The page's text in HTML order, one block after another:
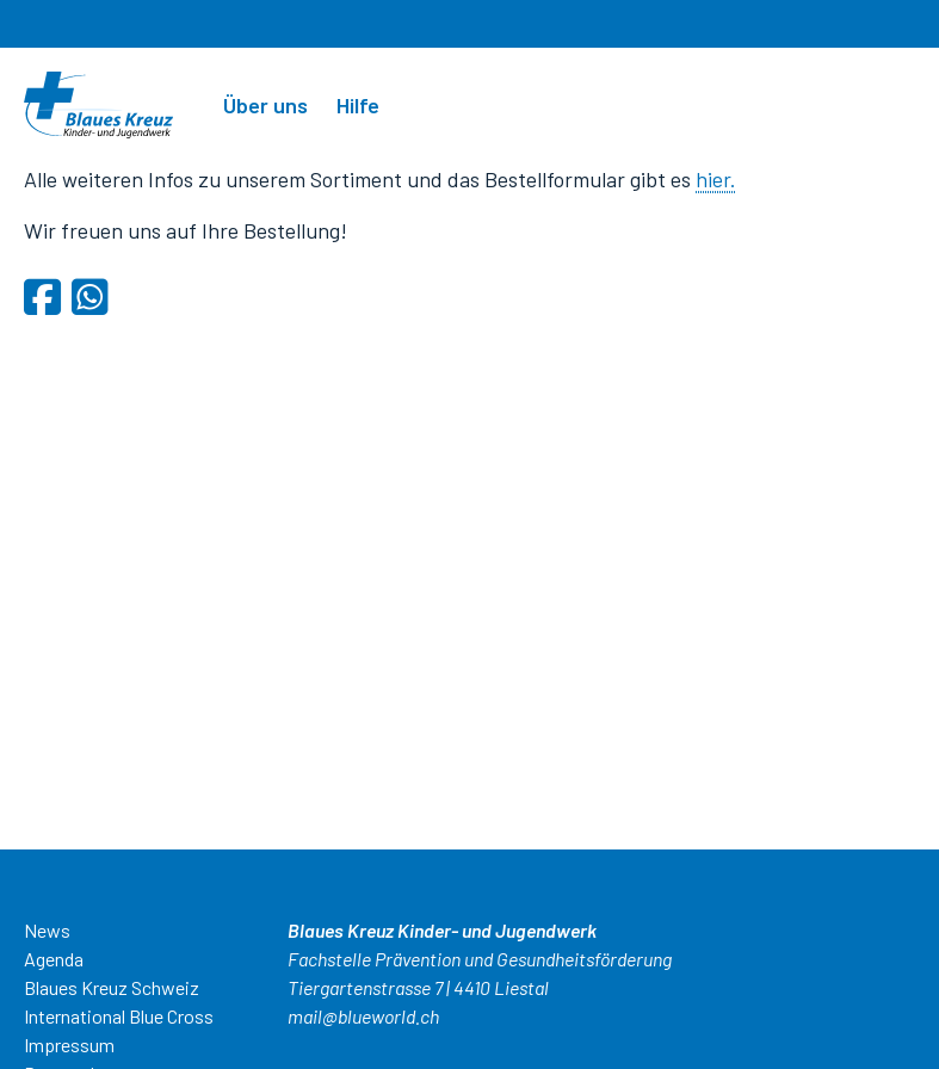
Über uns Hilfe
Alle weiteren Infos zu unserem Sortiment und das Bestellformular gibt es hier.
Wir freuen uns auf Ihre Bestellung!
News
Agenda
Blaues Kreuz Schweiz
International Blue Cross
Impressum
Blaues Kreuz Kinder- und Jugendwerk
Fachstelle Prävention und Gesundheitsförderung
Tiergartenstrasse 7 | 4410 Liestal
mail@blueworld.ch